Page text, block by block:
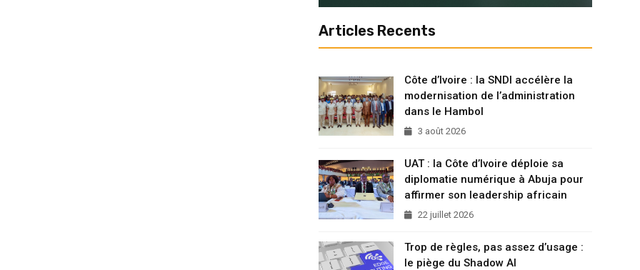
Articles Recents
Côte d’Ivoire : la SNDI accélère la
modernisation de l’administration
dans le Hambol
3 août 2026
UAT : la Côte d’Ivoire déploie sa
diplomatie numérique à Abuja pour
affirmer son leadership africain
22 juillet 2026
Trop de règles, pas assez d’usage :
le piège du Shadow AI